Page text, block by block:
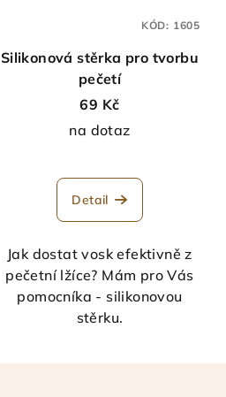
Silikonová stěrka pro tvorbu
pečetí
69 Kč
na dotaz
hodnocení
produktu
je
5,0
z
hvězdiček.
Detail
Jak dostat vosk efektivně z
pečetní lžíce? Mám pro Vás
pomocníka - silikonovou
stěrku.
KÓD: 1605